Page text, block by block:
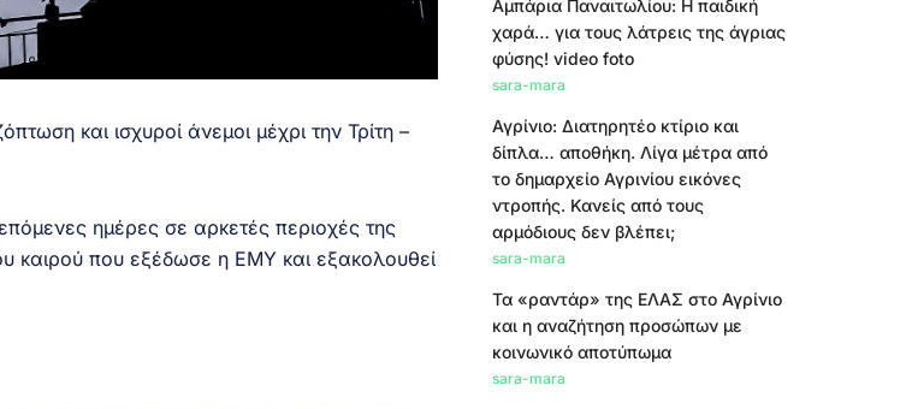
και ισχυροί άνεμοι μέχρι την Τρίτη –
ημέρες σε αρκετές περιοχές της
καιρού που εξέδωσε η ΕΜΥ και εξακολουθεί
Αμπάρια Παναιτωλίου: Η παιδική
χαρά… για τους λάτρεις της άγριας
φύσης! video foto
sara-mara
Αγρίνιο: Διατηρητέο κτίριο και
δίπλα… αποθήκη. Λίγα μέτρα από
το δημαρχείο Αγρινίου εικόνες
ντροπής. Κανείς από τους
αρμόδιους δεν βλέπει;
sara-mara
Τα «ραντάρ» της ΕΛΑΣ στο Αγρίνιο
και η αναζήτηση προσώπων με
κοινωνικό αποτύπωμα
sara-mara